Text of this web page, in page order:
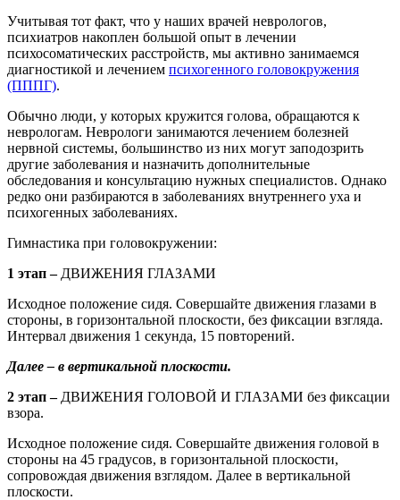
Учитывая тот факт, что у наших врачей неврологов,
психиатров накоплен большой опыт в лечении
психосоматических расстройств, мы активно занимаемся
диагностикой и лечением психогенного головокружения
(ПППГ).
Обычно люди, у которых кружится голова, обращаются к
неврологам. Неврологи занимаются лечением болезней
нервной системы, большинство из них могут заподозрить
другие заболевания и назначить дополнительные
обследования и консультацию нужных специалистов. Однако
редко они разбираются в заболеваниях внутреннего уха и
психогенных заболеваниях.
Гимнастика при головокружении:
1 этап –ДВИЖЕНИЯ ГЛАЗАМИ
Исходное положение сидя. Совершайте движения глазами в
стороны, в горизонтальной плоскости, без фиксации взгляда.
Интервал движения 1 секунда, 15 повторений.
Далее – в вертикальной плоскости.
2 этап –ДВИЖЕНИЯ ГОЛОВОЙ И ГЛАЗАМИ без фиксации
взора.
Исходное положение сидя. Совершайте движения головой в
стороны на 45 градусов, в горизонтальной плоскости,
сопровождая движения взглядом. Далее в вертикальной
плоскости.